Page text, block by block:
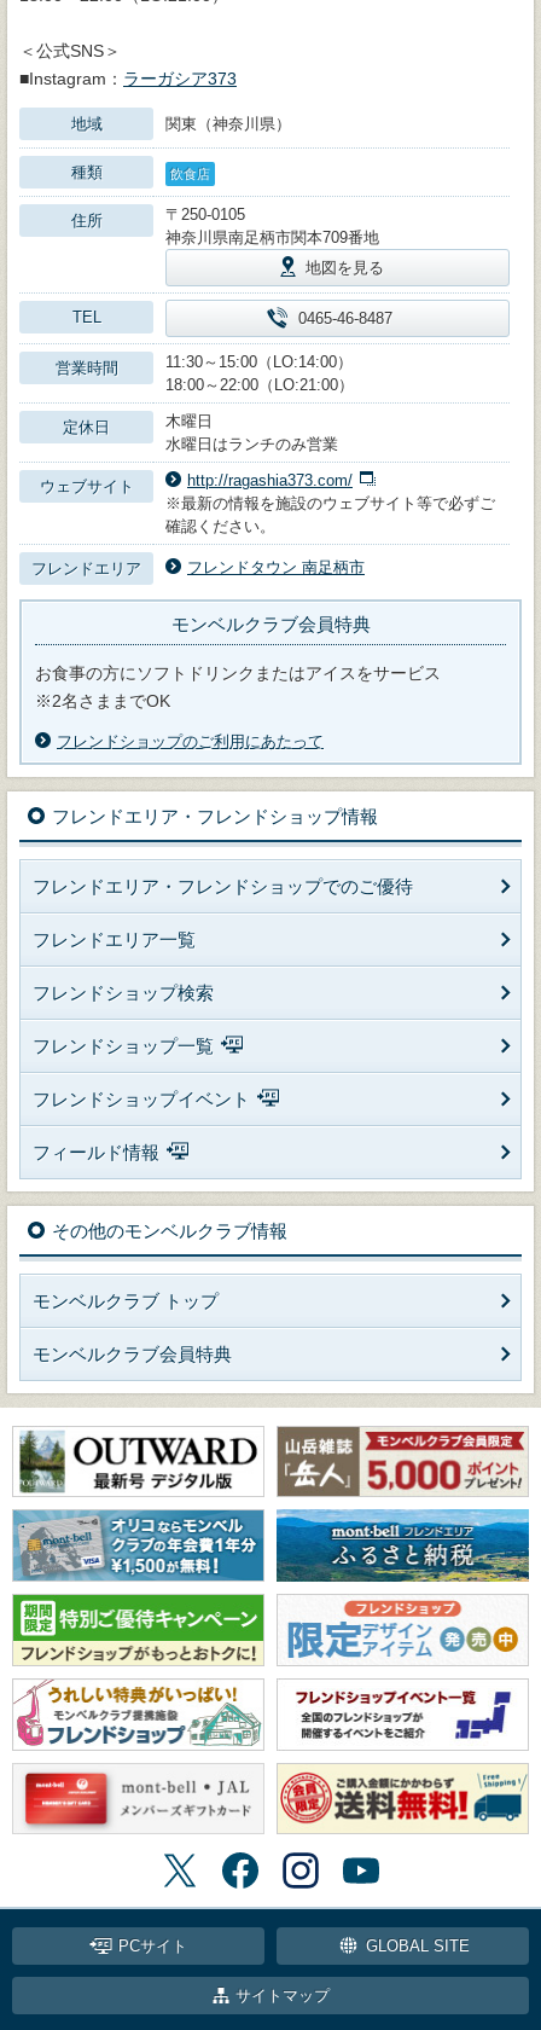
＜公式SNS＞
■Instagram： ラーガシア373
地域 関東（神奈川県）
種類 飲食店
住所
〒250-0105
神奈川県南足柄市関本709番地
地図を見る
TEL 0465-46-8487
営業時間
11:30～15:00（LO:14:00）
18:00～22:00（LO:21:00）
定休日
木曜日
水曜日はランチのみ営業
ウェブサイト
http://ragashia373.com/
※最新の情報を施設のウェブサイト等で必ずご
確認ください。
フレンドエリア フレンドタウン 南足柄市
モンベルクラブ会員特典
お食事の方にソフトドリンクまたはアイスをサービス
※2名さままでOK
フレンドショップのご利用にあたって
フレンドエリア・フレンドショップ情報
フレンドエリア・フレンドショップでのご優待
フレンドエリア一覧
フレンドショップ検索
フレンドショップ一覧
フレンドショップイベント
フィールド情報
その他のモンベルクラブ情報
モンベルクラブ トップ
モンベルクラブ会員特典
PCサイト GLOBAL SITE
サイトマップ